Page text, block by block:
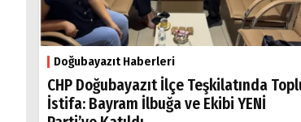
Doğubayazıt Haberleri
CHP Doğubayazıt İlçe Teşkilatında
İstifa: Bayram İlbuğa ve Ekibi YENİ